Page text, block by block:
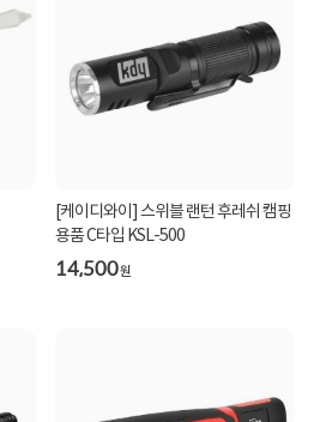
[케이디와이] 스위블 랜턴 후레쉬 캠핑
용품 C타입 KSL-500
14,500원